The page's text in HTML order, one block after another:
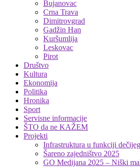
Bujanovac
Crna Trava
Dimitrovgrad
Gadžin Han
Kuršumlija
Leskovac
Pirot
Društvo
Kultura
Ekonomija
Politika
Hronika
Sport
Servisne informacije
ŠTO da ne KAŽEM
Projekti
Infrastruktura u funkciji
Šareno zajedništvo 2025
GO Medijana 2025 – Niški